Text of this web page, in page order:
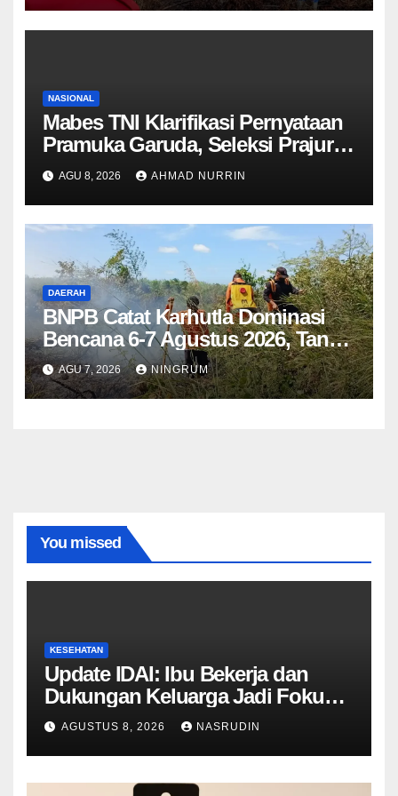
NASIONAL
Mabes TNI Klarifikasi Pernyataan
Pramuka Garuda, Seleksi Prajurit
Tetap Wajib Lewati Semua
Tahapan
AGU 8, 2026 AHMAD NURRIN
DAERAH
BNPB Catat Karhutla Dominasi
Bencana 6-7 Agustus 2026, Tana
Toraja Terbakar hingga 55 Hektare
AGU 7, 2026 NINGRUM
You missed
KESEHATAN
Update IDAI: Ibu Bekerja dan
Dukungan Keluarga Jadi Fokus
Peningkatan ASI Eksklusif
AGUSTUS 8, 2026 NASRUDIN